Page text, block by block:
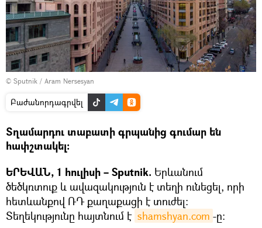
© Sputnik / Aram Nersesyan
Բաժանորդագրվել
Տղամարդու տաբատի գրպանից գումար են
հափշտակել։
ԵՐԵՎԱՆ, 1 հուլիսի – Sputnik. Երևանում
ծեծկռտուք և ավազակություն է տեղի ունեցել, որի
հետևանքով ՌԴ քաղաքացի է տուժել։
Տեղեկությունը հայտնում է shamshyan.com -ը։